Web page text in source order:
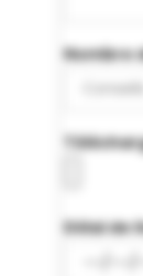
Nombre
Délai de